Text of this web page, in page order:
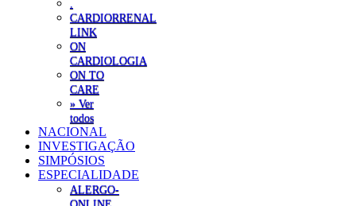
CARDIORRENAL
LINK
ON
CARDIOLOGIA
ON TO
CARE
» Ver
todos
NACIONAL
INVESTIGAÇÃO
SIMPÓSIOS
ESPECIALIDADE
ALERGO-